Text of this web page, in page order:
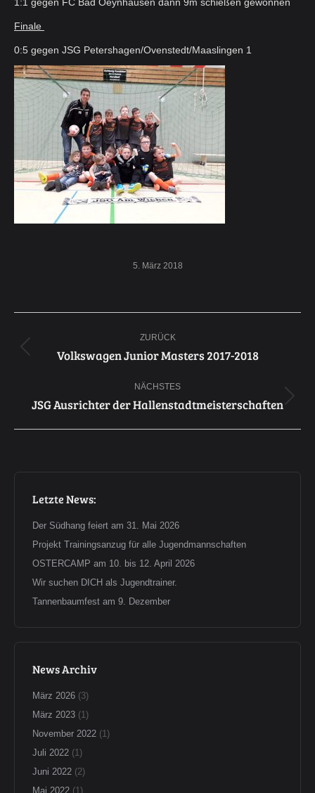
Finale
0:5 gegen JSG Petershagen/Ovenstedt/Maaslingen 1
5. März 2018
ZURÜCK
Vorheriger
Volkswagen Junior Masters 2017-2018
NÄCHSTES
Nächster
JSG Ausrichter der Hallenstadtmeisterschaften
Letzte News:
Der Südhang feiert am 31. Mai 2026
Projekt Trainingsanzug für alle Jugendmannschaften
OSTERCAMP am 10. bis 12. April 2026
Wir suchen DICH als Jugendtrainer.
Tannenbaumfest am 9. Dezember
News Archiv
März 2026 (3)
März 2023 (1)
November 2022 (1)
Juli 2022 (1)
Juni 2022 (2)
Mai 2022 (1)